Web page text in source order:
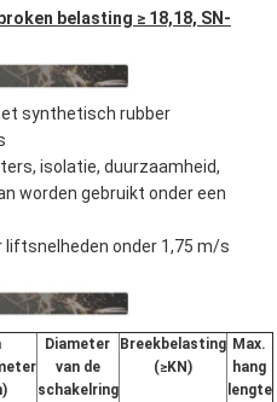
belasting ≥ 18,18, SN-
synthetisch rubber
isolatie, duurzaamheid,
worden gebruikt onder een
liftsnelheden onder 1,75 m/s
Diameter
van de
schakelring
Breekbelasting
(≥KN)
Max.
hang
lengte